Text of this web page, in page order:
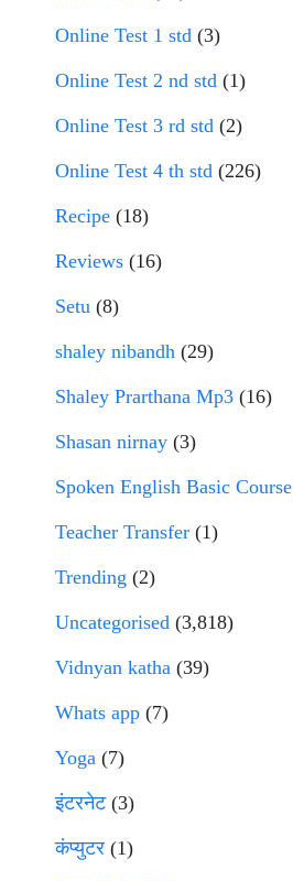
Online Test 1 std (3)
Online Test 2 nd std (1)
Online Test 3 rd std (2)
Online Test 4 th std (226)
Recipe (18)
Reviews (16)
Setu (8)
shaley nibandh (29)
Shaley Prarthana Mp3 (16)
Shasan nirnay (3)
Spoken English Basic Course
Teacher Transfer (1)
Trending (2)
Uncategorised (3,818)
Vidnyan katha (39)
Whats app (7)
Yoga (7)
इंटरनेट(3)
कंप्युटर (1)